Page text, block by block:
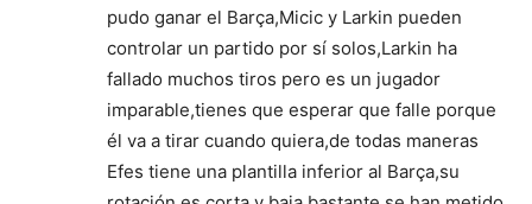
pudo ganar el Barça,Micic y Larkin pueden
controlar un partido por sí solos,Larkin ha
fallado muchos tiros pero es un jugador
imparable,tienes que esperar que falle porque
él va a tirar cuando quiera,de todas maneras
Efes tiene una plantilla inferior al Barça,su